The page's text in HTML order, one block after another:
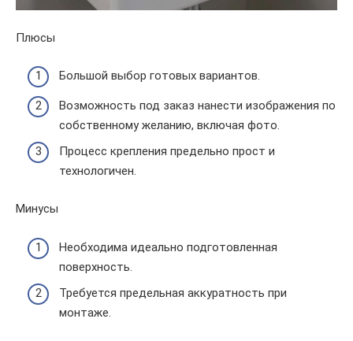
Плюсы
Большой выбор готовых вариантов.
Возможность под заказ нанести изображения по
собственному желанию, включая фото.
Процесс крепления предельно прост и
технологичен.
Минусы
Необходима идеально подготовленная
поверхность.
Требуется предельная аккуратность при
монтаже.